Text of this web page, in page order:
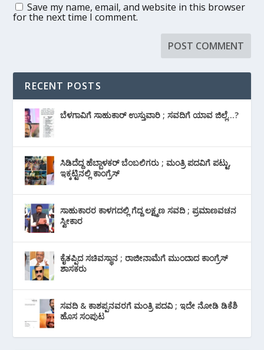
Save my name, email, and website in this browser
for the next time I comment.
RECENT POSTS
ಬೆಳಗಾವಿಗೆ ಸಾಹುಕಾರ್ ಉಸ್ತುವಾರಿ ; ಸವದಿಗೆ ಯಾವ ಜಿಲ್ಲೆ…?
ಸಿಡಿದೆದ್ದ ಹೆಬ್ಬಾಳಕರ್ ಬೆಂಬಲಿಗರು ; ಮಂತ್ರಿ ಪದವಿಗೆ ‌ಪಟ್ಟು,
ಇಕ್ಕಟ್ಟಿನಲ್ಲಿ ಕಾಂಗ್ರೆಸ್
ಸಾಹುಕಾರರ ಕಾಳಗದಲ್ಲಿ ಗೆದ್ದ ಲಕ್ಷ್ಮಣ ಸವದಿ ; ಪ್ರಮಾಣವಚನ
ಸ್ವೀಕಾರ
ಕೈತಪ್ಪಿದ ಸಚಿವಸ್ಥಾನ ; ರಾಜೀನಾಮೆಗೆ ಮುಂದಾದ ಕಾಂಗ್ರೆಸ್
‌ಶಾಸಕರು
ಸವದಿ & ಕಾಶಪ್ಪನವರಗೆ ಮಂತ್ರಿ ಪದವಿ ; ಇದೇ ನೋಡಿ‌ ಡಿಕೆಶಿ
ಹೊಸ ಸಂಪುಟ